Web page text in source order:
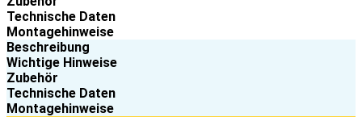
Technische Daten
Montagehinweise
Beschreibung
Wichtige Hinweise
Zubehör
Technische Daten
Montagehinweise